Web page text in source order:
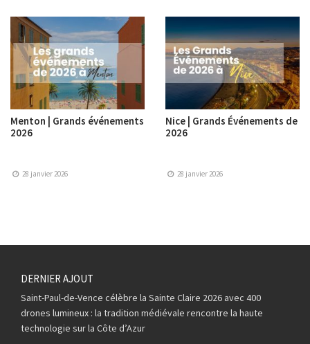
Menton | Grands événements
2026
28 janvier 2026
Nice | Grands Événements de
2026
28 janvier 2026
DERNIER AJOUT
Saint-Paul-de-Vence célèbre la Sainte Claire 2026 avec 400
drones lumineux : la tradition médiévale rencontre la haute
technologie sur la Côte d’Azur